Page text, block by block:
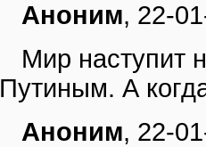
Аноним, 22-
Мир наступит
Путиным. А
Аноним, 22-